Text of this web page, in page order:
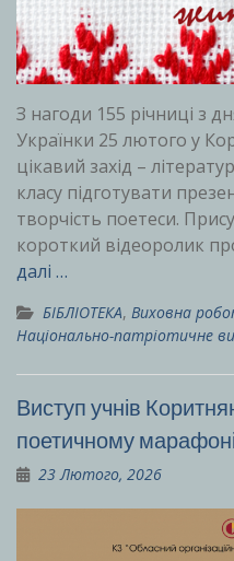
З нагоди 155 річниці з
Українки 25 лютого у
цікавий захід –
класу підготувати
творчість поетеси.
короткий відеоролик
далі …
БІБЛІОТЕКА, Виховна
Національно-патріотичне
Виступ учнів
поетичному
23 Лютого, 2026